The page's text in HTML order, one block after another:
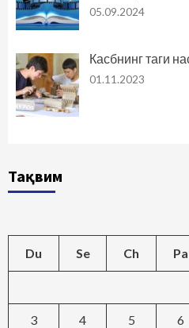
05.09.2024
Касбнинг таги
01.11.2023
Тақвим
Du Se Ch Pa
3 4 5 6